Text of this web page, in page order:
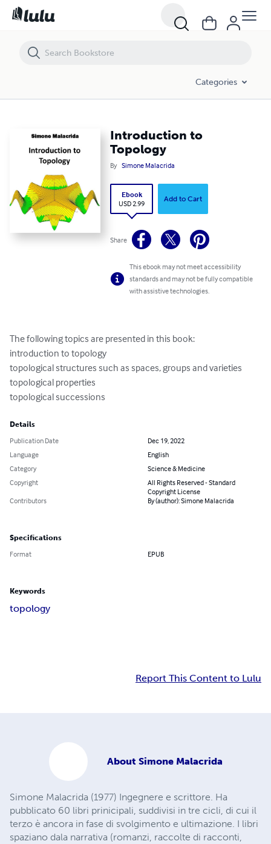
Categories
Introduction to
Topology
By Simone Malacrida
Ebook
USD 2.99
Add to Cart
Share
This ebook may not meet accessibility
standards and may not be fully compatible
with assistive technologies.
The following topics are presented in this book:
introduction to topology
topological structures such as spaces, groups and varieties
topological properties
topological successions
Details
Publication Date
Dec 19, 2022
Language
English
Category
Science & Medicine
Copyright
All Rights Reserved - Standard
Copyright License
Contributors
By (author): Simone Malacrida
Specifications
Format EPUB
Keywords
topology
Report This Content to Lulu
About Simone Malacrida
Simone Malacrida (1977) Ingegnere e scrittore. Ha
pubblicato 60 libri prinicipali, suddivisi in tre cicli, di cui il
terzo è ancora in fase di svolgimento e ultimazione. I libri
spaziano dala narrativa (romanzi, raccolte di racconti,
Introduction to Topology